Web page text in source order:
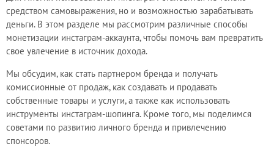
средством самовыражения, но и возможностью зарабатывать
деньги. В этом разделе мы рассмотрим различные способы
монетизации инстаграм-аккаунта, чтобы помочь вам превратить
свое увлечение в источник дохода.
Мы обсудим, как стать партнером бренда и получать
комиссионные от продаж, как создавать и продавать
собственные товары и услуги, а также как использовать
инструменты инстаграм-шопинга. Кроме того, мы поделимся
советами по развитию личного бренда и привлечению
спонсоров.